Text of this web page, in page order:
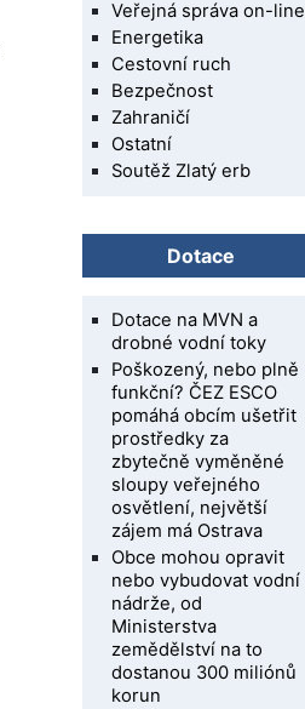
Veřejná správa on-line
Energetika
Cestovní ruch
Bezpečnost
Zahraničí
Ostatní
Soutěž Zlatý erb
Dotace
Dotace na MVN a
drobné vodní toky
Poškozený, nebo plně
funkční? ČEZ ESCO
pomáhá obcím ušetřit
prostředky za
zbytečně vyměněné
sloupy veřejného
osvětlení, největší
zájem má Ostrava
Obce mohou opravit
nebo vybudovat vodní
nádrže, od
Ministerstva
zemědělství na to
dostanou 300 miliónů
korun